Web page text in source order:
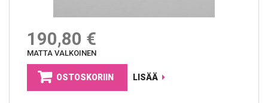
190,80 €
MATTA VALKOINEN
OSTOSKORIIN LISÄÄ